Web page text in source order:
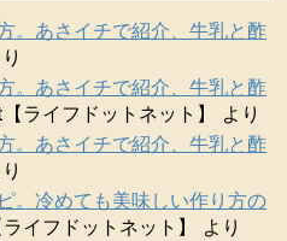
。あさイチで紹介、牛乳と酢
。あさイチで紹介、牛乳と酢
ライフドットネット】
より
。あさイチで紹介、牛乳と酢
。冷めても美味しい作り方の
イフドットネット】
より